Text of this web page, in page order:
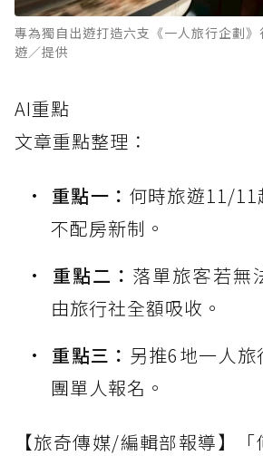
專為獨自出遊打造六支《一人旅行企劃
遊／提供
AI重點
文章重點整理：
重點一： 何時旅遊11/11
不配房新制。
重點二： 落單旅客若無
由旅行社全額吸收。
重點三： 另推6地一人
團單人報名。
【旅奇傳媒/編輯部報導】